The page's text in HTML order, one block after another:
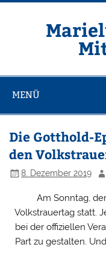
Zum
MENÜ
Die Gotthold-
den
8. Dezember 2019
Am Sonntag,
Volkstrauertag statt.
bei der offiziellen
Part zu gestalten.